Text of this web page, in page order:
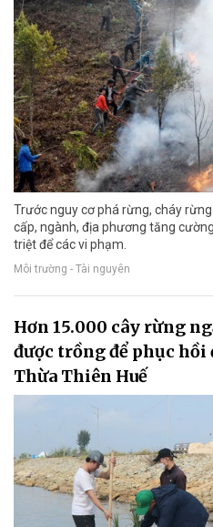
Trước nguy cơ phá rừng, cháy
cấp, ngành, địa phương tăng
triệt để các vi phạm.
Môi trường - Tài nguyên
Hơn 15.000 cây rừng
được trồng để phục hồi
Thừa Thiên Huế